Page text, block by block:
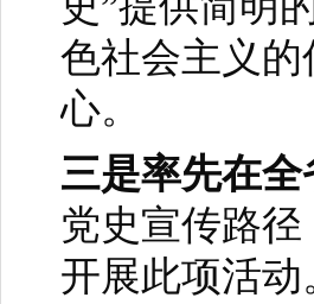
色社会主义
心。
三是率先在
党史宣传路
开展此项活动